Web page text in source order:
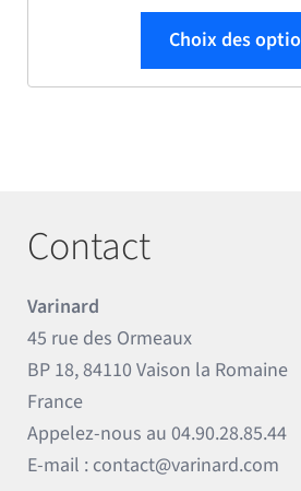
Choix des
Contact
Varinard
45 rue des Ormeaux
BP 18, 84110 Vaison la Romaine
France
Appelez-nous au04.90.28.85.44
E-mail : contact@varinard.com